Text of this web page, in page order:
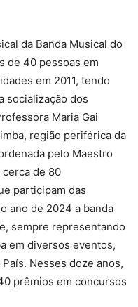
da Banda Musical do
de 40 pessoas em
em 2011, tendo
socialização dos
Maria Gai
região periférica da
pelo Maestro
de 80
participam das
ano de 2024 a banda
sempre representando
em diversos eventos,
Nesses doze anos,
prêmios em concursos